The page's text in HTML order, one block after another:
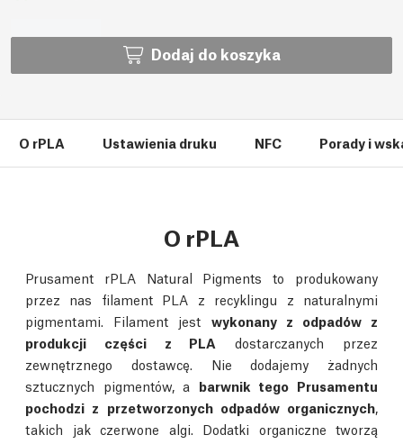
Dodaj do koszyka
O rPLA Ustawienia druku NFC Porady i
O rPLA
Prusament rPLA Natural Pigments to produkowany
przez nas filament PLA z recyklingu z naturalnymi
pigmentami. Filament jest wykonany z odpadów z
produkcji części z PLA dostarczanych przez
zewnętrznego dostawcę. Nie dodajemy żadnych
sztucznych pigmentów, a barwnik tego Prusamentu
pochodzi z przetworzonych odpadów organicznych,
takich jak czerwone algi. Dodatki organiczne tworzą